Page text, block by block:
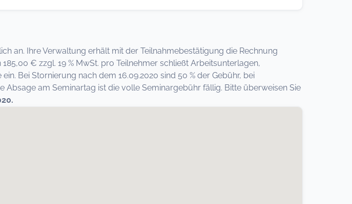
an. Ihre Verwaltung erhält mit der Teilnahmebestätigung die Rechnung
€ zzgl. 19 % MwSt. pro Teilnehmer schließt Arbeitsunterlagen,
Bei Stornierung nach dem 16.09.2020 sind 50 % der Gebühr, bei
Absage am Seminartag ist die volle Seminargebühr fällig. Bitte überweisen Sie